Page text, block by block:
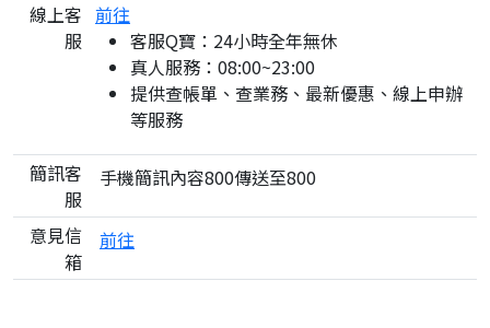
線上客
服
前往
客服Q寶：24小時全年無休
真人服務：08:00~23:00
提供查帳單、查業務、最新優惠、線上申辦
等服務
簡訊客
服
手機簡訊內容800傳送至800
意見信
箱
前往